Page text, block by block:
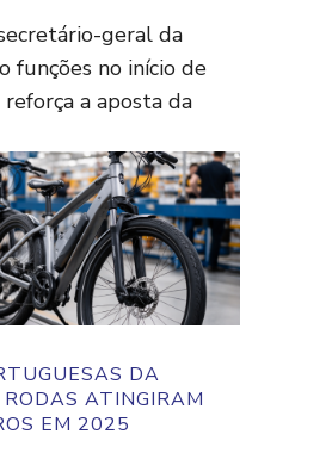
geral da
funções no início de
a aposta da
DA
ATINGIRAM
EM 2025